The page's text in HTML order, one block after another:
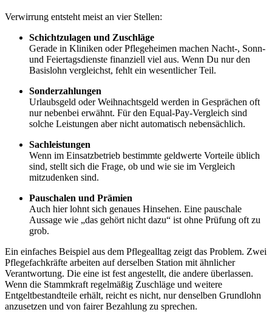
Verwirrung entsteht meist an vier Stellen:
Schichtzulagen und Zuschläge
Gerade in Kliniken oder Pflegeheimen machen Nacht-, Sonn-
und Feiertagsdienste finanziell viel aus. Wenn Du nur den
Basislohn vergleichst, fehlt ein wesentlicher Teil.
Sonderzahlungen
Urlaubsgeld oder Weihnachtsgeld werden in Gesprächen oft
nur nebenbei erwähnt. Für den Equal-Pay-Vergleich sind
solche Leistungen aber nicht automatisch nebensächlich.
Sachleistungen
Wenn im Einsatzbetrieb bestimmte geldwerte Vorteile üblich
sind, stellt sich die Frage, ob und wie sie im Vergleich
mitzudenken sind.
Pauschalen und Prämien
Auch hier lohnt sich genaues Hinsehen. Eine pauschale
Aussage wie „das gehört nicht dazu“ ist ohne Prüfung oft zu
grob.
Ein einfaches Beispiel aus dem Pflegealltag zeigt das Problem. Zwei
Pflegefachkräfte arbeiten auf derselben Station mit ähnlicher
Verantwortung. Die eine ist fest angestellt, die andere überlassen.
Wenn die Stammkraft regelmäßig Zuschläge und weitere
Entgeltbestandteile erhält, reicht es nicht, nur denselben Grundlohn
anzusetzen und von fairer Bezahlung zu sprechen.